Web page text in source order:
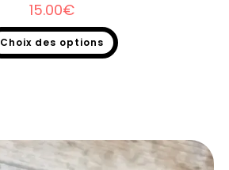
15.00€
Choix des options